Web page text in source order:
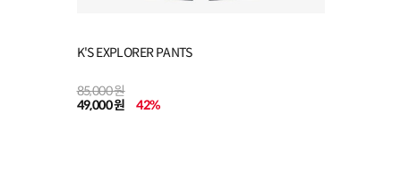
K'S EXPLORER PANTS
85,000 원
49,000 원
42%